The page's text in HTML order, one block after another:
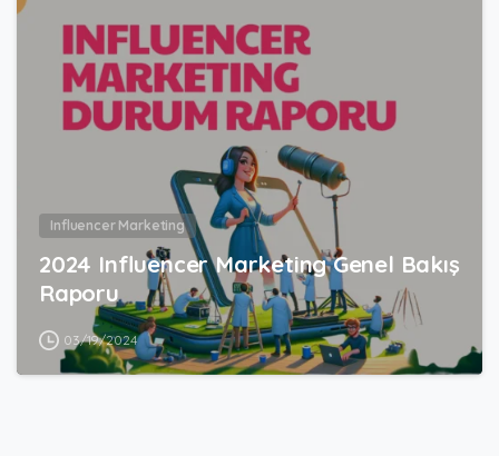
Influencer Marketing
2024 Influencer Marketing Genel Bakış
Raporu
03/19/2024